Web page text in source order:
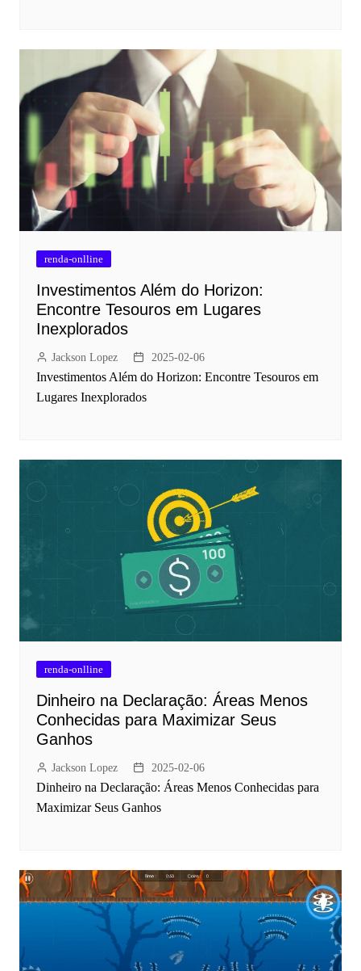
renda-onlline
Investimentos Além do Horizon:
Encontre Tesouros em Lugares
Inexplorados
Jackson Lopez 2025-02-06
Investimentos Além do Horizon: Encontre Tesouros em
Lugares Inexplorados
renda-onlline
Dinheiro na Declaração: Áreas Menos
Conhecidas para Maximizar Seus
Ganhos
Jackson Lopez 2025-02-06
Dinheiro na Declaração: Áreas Menos Conhecidas para
Maximizar Seus Ganhos